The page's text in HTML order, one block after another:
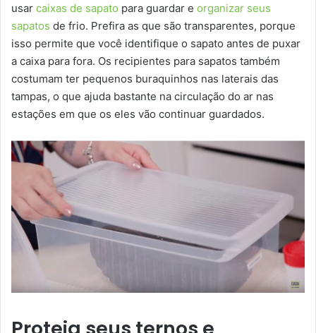
usar caixas de sapato para guardar e organizar seus
sapatos de frio. Prefira as que são transparentes, porque
isso permite que você identifique o sapato antes de puxar
a caixa para fora. Os recipientes para sapatos também
costumam ter pequenos buraquinhos nas laterais das
tampas, o que ajuda bastante na circulação do ar nas
estações em que os eles vão continuar guardados.